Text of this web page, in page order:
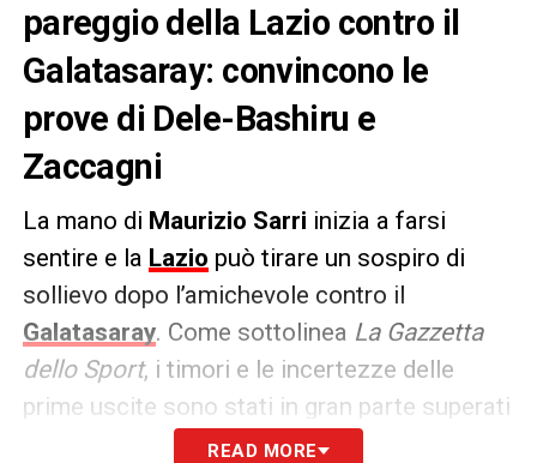
pareggio della Lazio contro il
Galatasaray: convincono le
prove di Dele-Bashiru e
Zaccagni
La mano di Maurizio Sarri inizia a farsi
sentire e la Lazio può tirare un sospiro di
sollievo dopo l’amichevole contro il
Galatasaray. Come sottolinea La Gazzetta
dello Sport, i timori e le incertezze delle
prime uscite sono stati in gran parte superati
da una prestazione che ha mostrato i primi
READ MORE